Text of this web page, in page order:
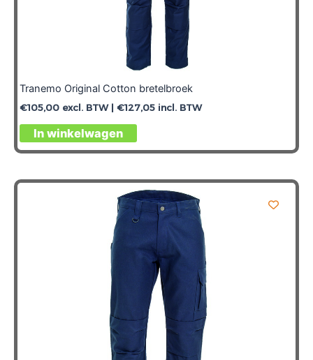
Tranemo Original Cotton bretelbroek
€105,00 excl. BTW | €127,05 incl. BTW
In winkelwagen